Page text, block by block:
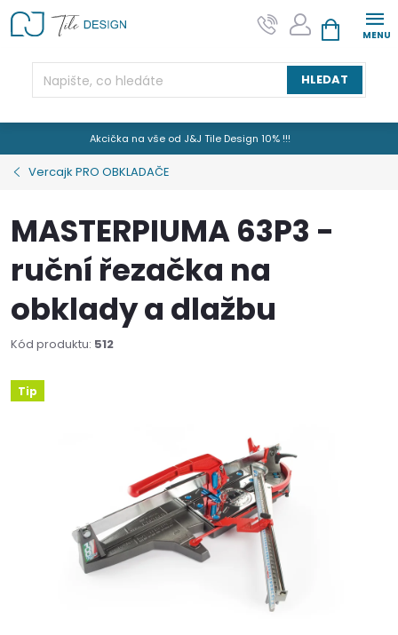
Přejít
na
HLEDAT
NÁKUPNÍ KOŠÍK
Akcička na vše od J&J Tile Design 10% !!!
Vercajk PRO OBKLADAČE
MASTERPIUMA 63P3 -
ruční řezačka na
obklady a dlažbu
Kód produktu: 512
Tip